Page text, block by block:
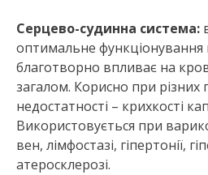
Серцево-судинна система:
оптимальне функціонування
благотворно впливає на
загалом. Корисно при різних
недостатності – крихкості
Використовується при
вен, лімфостазі, гіпертонії,
атеросклерозі.